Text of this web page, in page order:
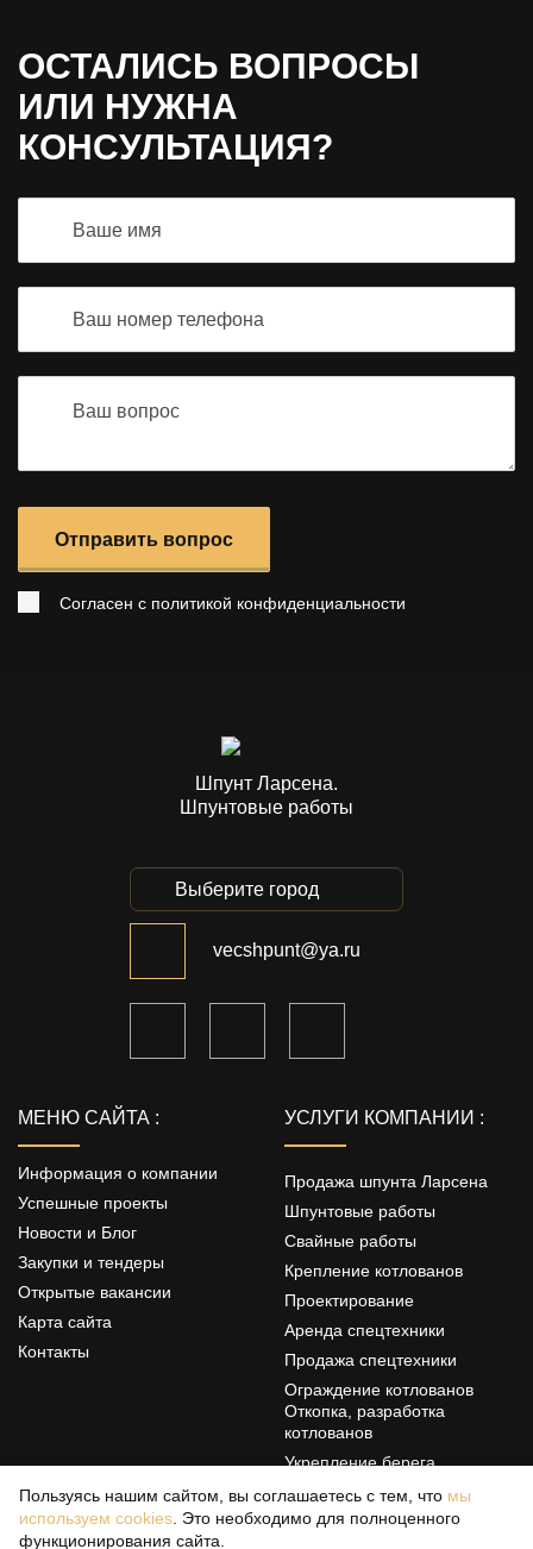
ОСТАЛИСЬ ВОПРОСЫ
ИЛИ НУЖНА
КОНСУЛЬТАЦИЯ?
Отправить вопрос
Согласен с политикой конфиденциальности
Шпунт Ларсена.
Шпунтовые работы
Выберите город
vecshpunt@ya.ru
МЕНЮ САЙТА :
Информация о компании
Успешные проекты
Новости и Блог
Закупки и тендеры
Открытые вакансии
Карта сайта
Контакты
УСЛУГИ КОМПАНИИ :
Продажа шпунта Ларсена
Шпунтовые работы
Свайные работы
Крепление котлованов
Проектирование
Аренда спецтехники
Продажа спецтехники
Ограждение котлованов
Откопка, разработка
котлованов
Укрепление берега
Цементация грунтов
Свайные фундаменты
Пользуясь нашим сайтом, вы соглашаетесь с тем, что мы
используем cookies . Это необходимо для полноценного
функционирования сайта.